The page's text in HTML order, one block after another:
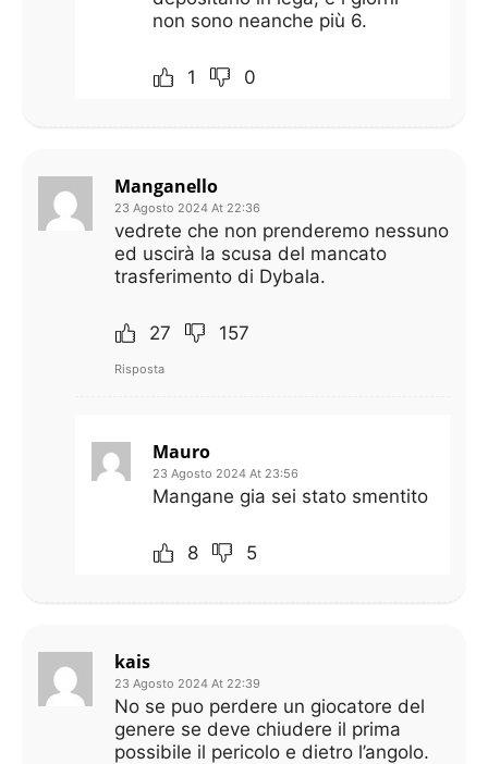
non sono neanche più 6.
1 0
Manganello
23 Agosto 2024 At 22:36
vedrete che non prenderemo nessuno
ed uscirà la scusa del mancato
trasferimento di Dybala.
27 157
Risposta
Mauro
23 Agosto 2024 At 23:56
Mangane gia sei stato smentito
8 5
kais
23 Agosto 2024 At 22:39
No se puo perdere un giocatore del
genere se deve chiudere il prima
possibile il pericolo e dietro l’angolo.